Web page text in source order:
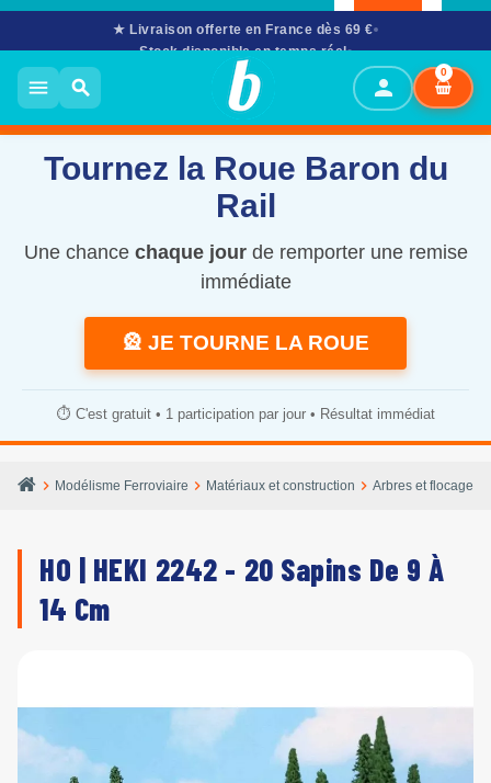
★ Livraison offerte en France dès 69 €
Stock disponible en temps réel
02 61 53 58 90
· Mar–Sam 10h–12h & 14h–17h30
menu search person
0
Tournez la Roue Baron du
Rail
Une chance chaque jourde remporter une remise
immédiate
🎡 JE TOURNE LA ROUE
⏱️ C'est gratuit • 1 participation par jour • Résultat immédiat
chevron_right Modélisme Ferroviaire chevron_right Matériaux et construction chevron_right Arbres et flocages
HO | HEKI 2242 - 20 Sapins De 9 À
14 Cm